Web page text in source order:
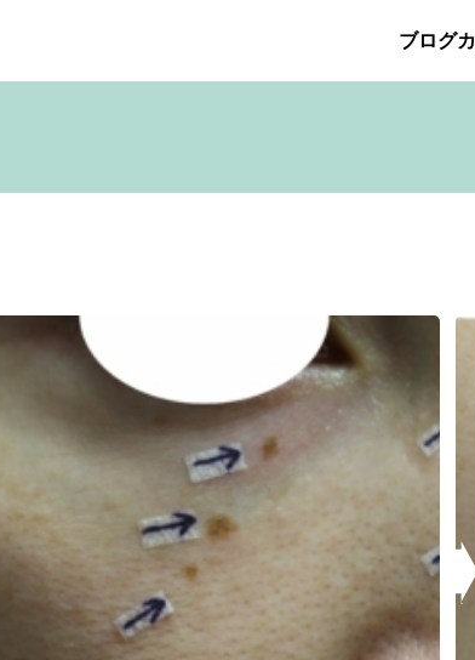
ブログ
痕の凹み（ニキビ痕のクレーター）
ニキビ痕の凹
酸分解除去
花粉症 食べ物 ＹＡＧ